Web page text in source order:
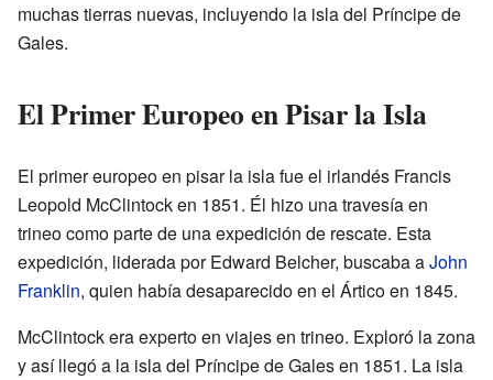
muchas tierras nuevas, incluyendo la isla del Príncipe de
Gales.
El Primer Europeo en Pisar la Isla
El primer europeo en pisar la isla fue el irlandés Francis
Leopold McClintock en 1851. Él hizo una travesía en
trineo como parte de una expedición de rescate. Esta
expedición, liderada por Edward Belcher, buscaba aJohn
Franklin, quien había desaparecido en el Ártico en 1845.
McClintock era experto en viajes en trineo. Exploró la zona
y así llegó a la isla del Príncipe de Gales en 1851. La isla